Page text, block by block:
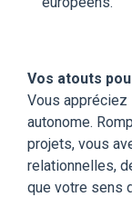
Vos atouts
Vous appréciez
autonome.
projets, vous
relationnelles,
que votre sens